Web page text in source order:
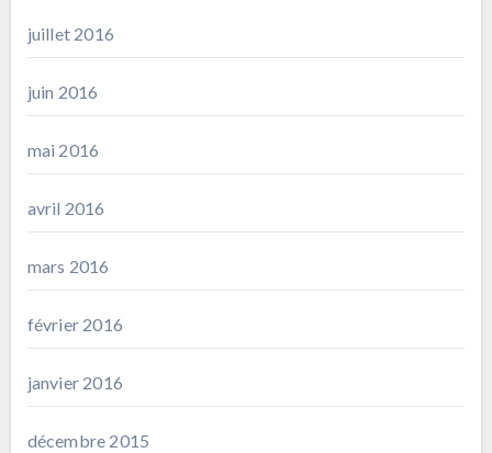
juillet 2016
juin 2016
mai 2016
avril 2016
mars 2016
février 2016
janvier 2016
décembre 2015